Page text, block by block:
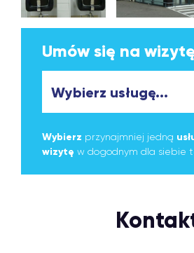
Umów się na wizytę
Wybierz przynajmniej jedną
wizytę w dogodnym dla siebie